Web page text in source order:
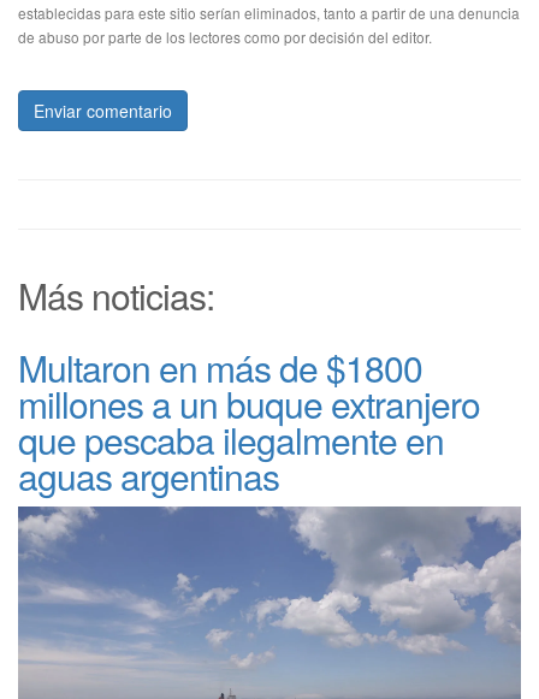
establecidas para este sitio serían eliminados, tanto a partir de una denuncia
de abuso por parte de los lectores como por decisión del editor.
Enviar comentario
Más noticias:
Multaron en más de $1800
millones a un buque extranjero
que pescaba ilegalmente en
aguas argentinas